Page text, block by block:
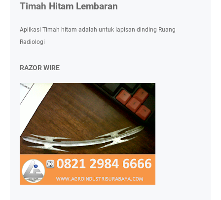
Timah Hitam Lembaran
Aplikasi Timah hitam adalah untuk lapisan dinding Ruang
Radiologi
RAZOR WIRE